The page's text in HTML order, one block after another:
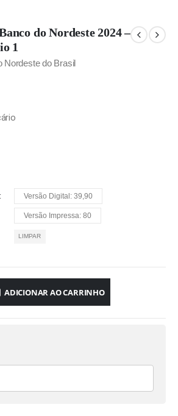
do Nordeste 2024 –
1
Nordeste do Brasil
Versão Digital: 39,90
Versão Impressa: 80
LIMPAR
ADICIONAR AO CARRINHO